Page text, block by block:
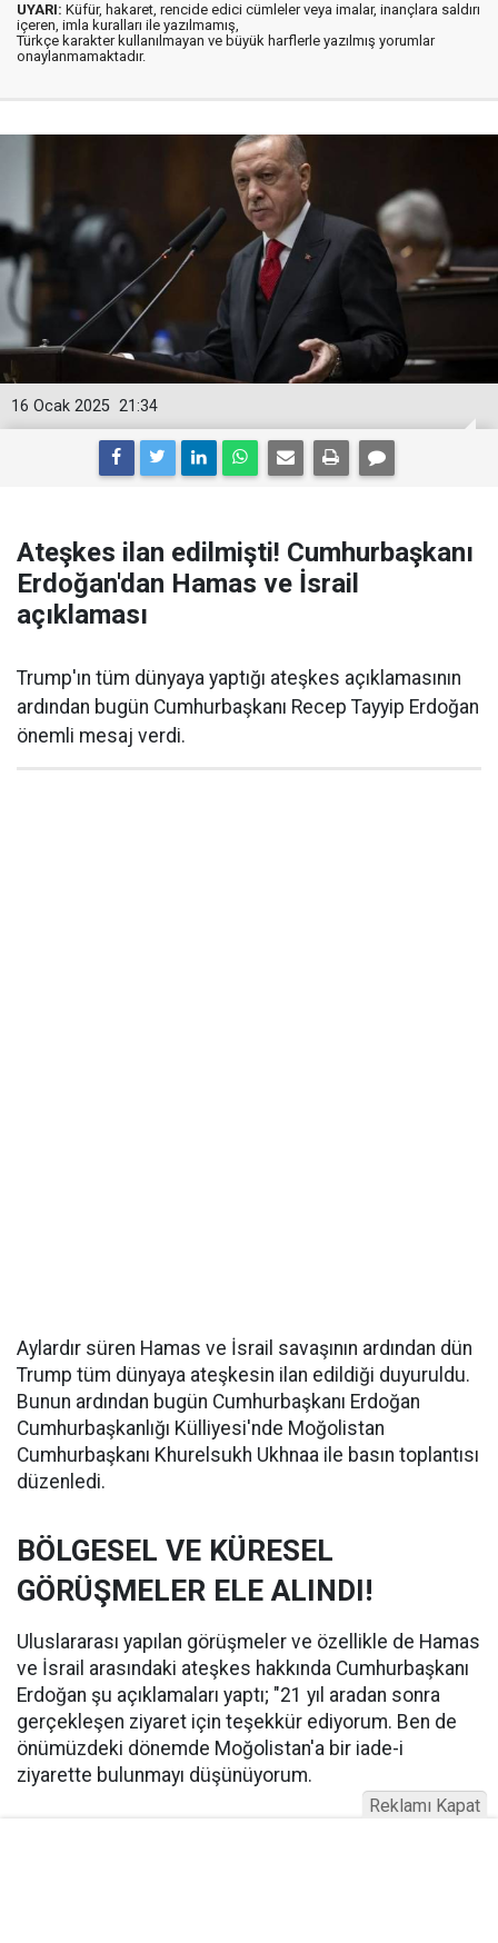
UYARI: Küfür, hakaret, rencide edici cümleler veya imalar, inançlara saldırı
içeren, imla kuralları ile yazılmamış,
Türkçe karakter kullanılmayan ve büyük harflerle yazılmış yorumlar
onaylanmamaktadır.
21:34
16 Ocak 2025
Ateşkes ilan edilmişti! Cumhurbaşkanı
Erdoğan'dan Hamas ve İsrail
açıklaması
Trump'ın tüm dünyaya yaptığı ateşkes açıklamasının
ardından bugün Cumhurbaşkanı Recep Tayyip Erdoğan
önemli mesaj verdi.
Aylardır süren Hamas ve İsrail savaşının ardından dün
Trump tüm dünyaya ateşkesin ilan edildiği duyuruldu.
Bunun ardından bugün Cumhurbaşkanı Erdoğan
Cumhurbaşkanlığı Külliyesi'nde Moğolistan
Cumhurbaşkanı Khurelsukh Ukhnaa ile basın toplantısı
düzenledi.
BÖLGESEL VE KÜRESEL
GÖRÜŞMELER ELE ALINDI!
Uluslararası yapılan görüşmeler ve özellikle de Hamas
ve İsrail arasındaki ateşkes hakkında Cumhurbaşkanı
Erdoğan şu açıklamaları yaptı; "21 yıl aradan sonra
gerçekleşen ziyaret için teşekkür ediyorum. Ben de
önümüzdeki dönemde Moğolistan'a bir iade-i
ziyarette bulunmayı düşünüyorum.
Reklamı Kapat